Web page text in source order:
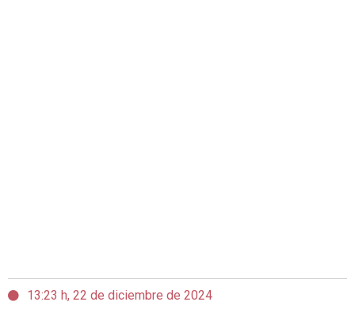
13:23 h, 22 de diciembre de 2024